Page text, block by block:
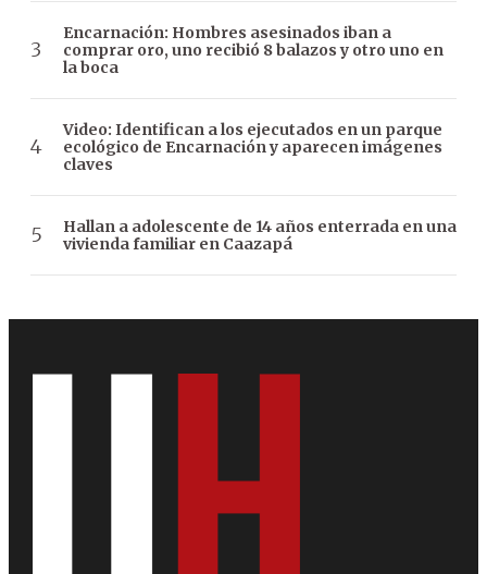
Encarnación: Hombres asesinados iban a
comprar oro, uno recibió 8 balazos y otro uno en
la boca
Video: Identifican a los ejecutados en un parque
ecológico de Encarnación y aparecen imágenes
claves
Hallan a adolescente de 14 años enterrada en una
vivienda familiar en Caazapá